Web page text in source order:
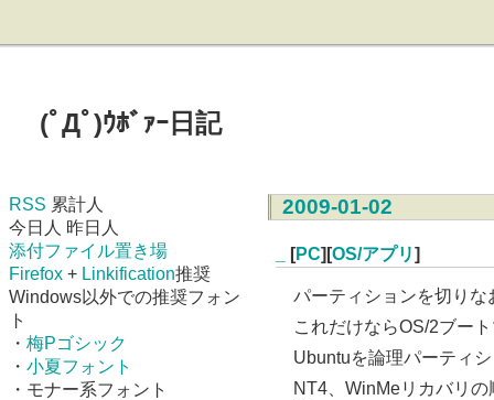
(ﾟДﾟ)ｳﾎﾞｧｰ日記
RSS 累計人
今日人 昨日人
添付ファイル置き場
Firefox + Linkification推奨
Windows以外での推奨フォン
ト
・ 梅Pゴシック
・ 小夏フォント
・モナー系フォント
2009-01-02
[PC][OS/アプリ]
パーティションを切り
これだけならOS/2ブー
Ubuntuを論理パーティ
NT4、WinMeリカバリ